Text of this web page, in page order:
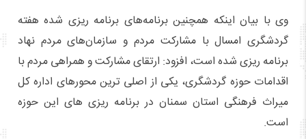
وی با بیان اینکه همچنین برنامه‌های برنامه ریزی شده هفته
گردشگری امسال با مشارکت مردم و سازمان‌های مردم نهاد
برنامه ریزی شده است، افزود: ارتقای مشارکت و همراهی مردم با
اقدامات حوزه گردشگری، یکی از اصلی ترین محورهای اداره کل
میراث فرهنگی استان سمنان در برنامه ریزی های این حوزه
است.